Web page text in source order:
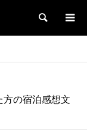
検索
方の宿泊感想文